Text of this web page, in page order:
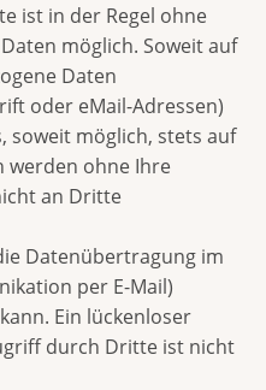
ist in der Regel ohne
möglich. Soweit auf
Daten
oder eMail-Adressen)
soweit möglich, stets auf
werden ohne Ihre
an Dritte
Datenübertragung im
per E-Mail)
Ein lückenloser
durch Dritte ist nicht